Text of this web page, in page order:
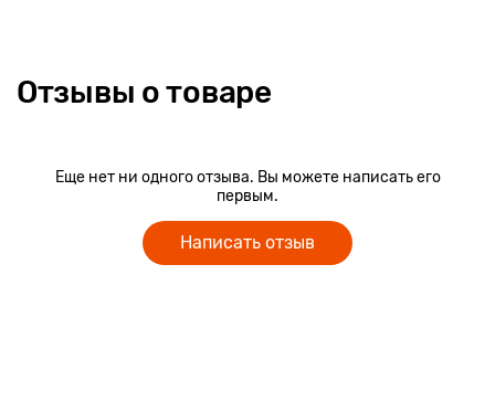
Отзывы о товаре
Еще нет ни одного отзыва. Вы можете написать его
первым.
Написать отзыв